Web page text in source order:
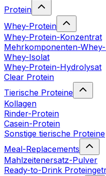
Protein
Whey-Protein
Whey-Protein-Konzentrat
Mehrkomponenten-
Whey-Isolat
Whey-Protein-Hydrolysat
Clear Protein
Tierische Proteine
Kollagen
Rinder-Protein
Casein-Protein
Sonstige tierische Proteine
Meal-Replacements
Mahlzeitenersatz-Pulver
Ready-to-Drink